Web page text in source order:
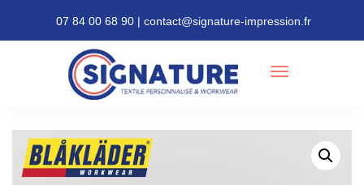
07 84 00 68 90 | contact@signature-impression.fr